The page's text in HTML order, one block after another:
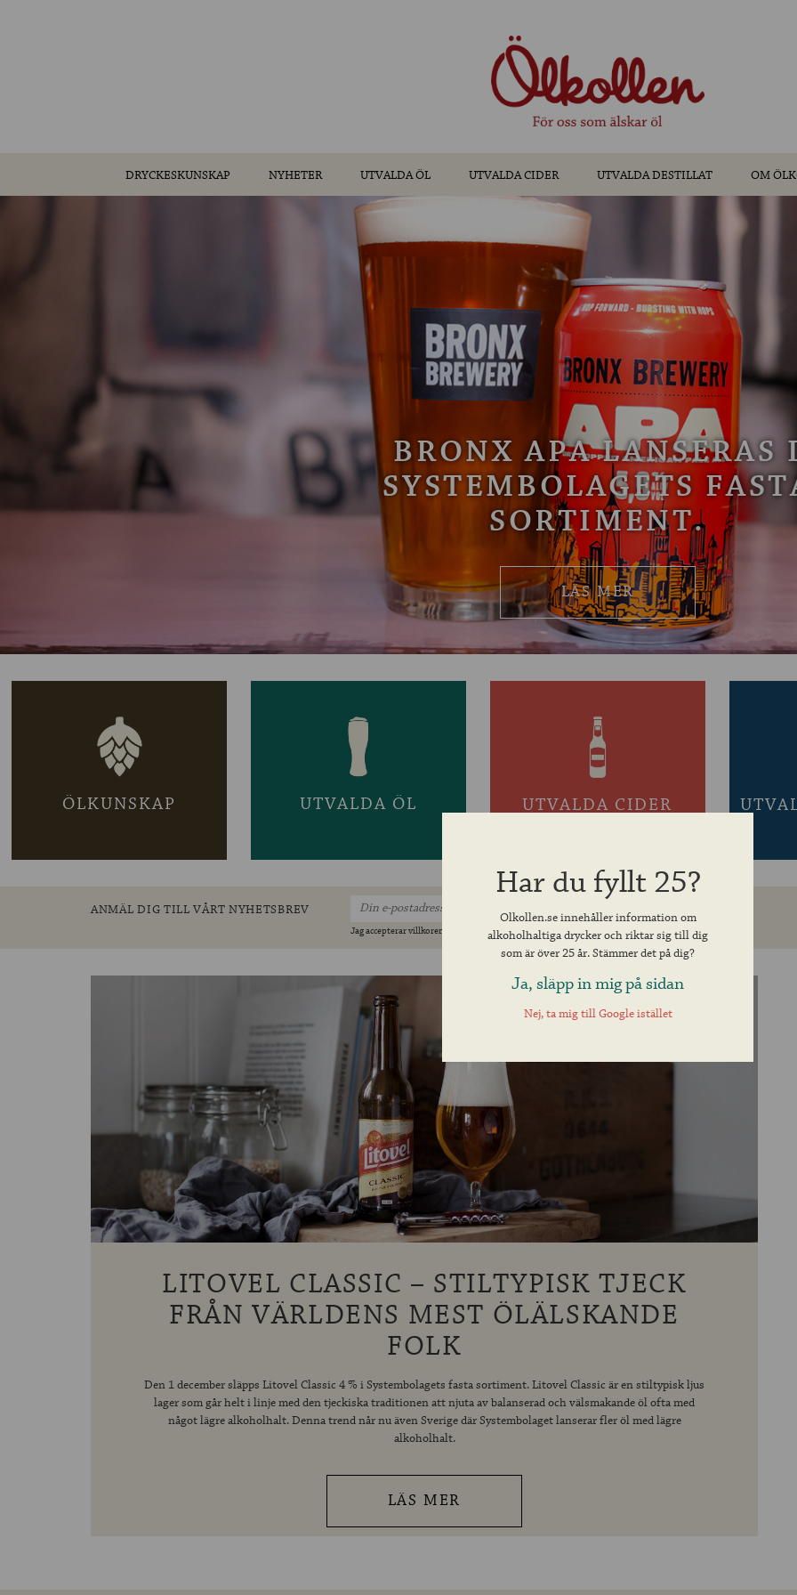
DRYCKESKUNSKAP NYHETER UTVALDA ÖL UTVALDA CIDER UTVALDA DESTILLAT OM
BRONX APA LANSERAS
SYSTEMBOLAGETS
SORTIMENT.
LÄS MER
ÖLKUNSKAP UTVALDA ÖL UTVALDA CIDER
ANMÄL DIG TILL VÅRT NYHETSBREV
Jag accepterar villkoren »
LITOVEL CLASSIC – STILTYPISK TJECK
FRÅN VÄRLDENS MEST ÖLÄLSKANDE
FOLK
Den 1 december släpps Litovel Classic 4 % i Systembolagets fasta sortiment. Litovel Classic är en stiltypisk ljus
lager som går helt i linje med den tjeckiska traditionen att njuta av balanserad och välsmakande öl ofta med
något lägre alkoholhalt. Denna trend når nu även Sverige där Systembolaget lanserar fler öl med lägre
alkoholhalt.
LÄS MER
Har du fyllt 25?
Olkollen.se innehåller information om
alkoholhaltiga drycker och riktar sig till dig
som är över 25 år. Stämmer det på dig?
Ja, släpp in mig på sidan
Nej, ta mig till Google istället